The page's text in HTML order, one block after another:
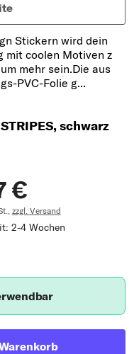
Stickern wird dein
mit coolen Motiven z
mehr sein.Die aus
PVC-Folie g...
schwarz
€
zzgl. Versand
2-4 Wochen